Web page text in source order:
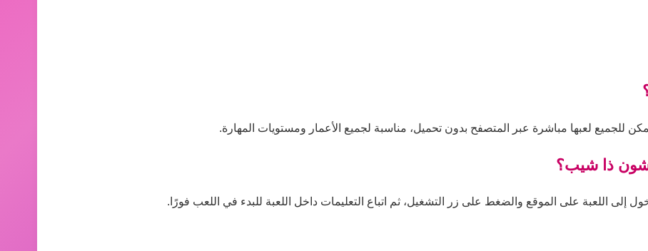
لعبها مباشرة عبر المتصفح بدون تحميل، مناسبة لجميع الأعمار ومستويات المهارة.
شون ذا شيب؟
اللعبة على الموقع والضغط على زر التشغيل، ثم اتباع التعليمات داخل اللعبة للبدء في اللعب فورًا.